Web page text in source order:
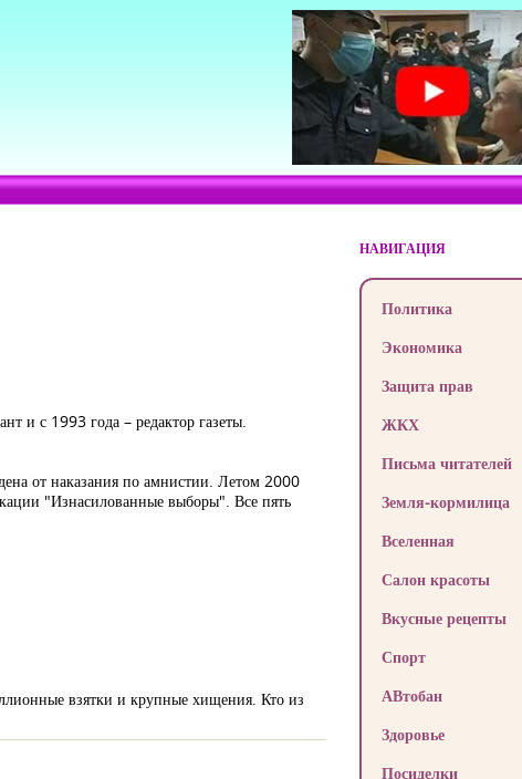
и с 1993 года – редактор газеты.
от наказания по амнистии. Летом 2000
"Изнасилованные выборы". Все пять
взятки и крупные хищения. Кто из
НАВИГАЦИЯ
Политика
Экономика
Защита прав
ЖКХ
Письма читателей
Земля-кормилица
Вселенная
Салон красоты
Вкусные рецепты
Спорт
АВтобан
Здоровье
Посиделки